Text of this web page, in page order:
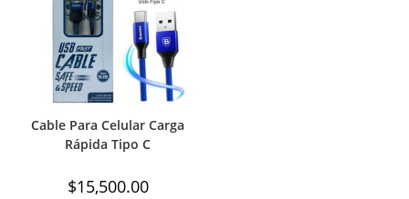
Cable Para Celular Carga
Rápida Tipo C
$15,500.00